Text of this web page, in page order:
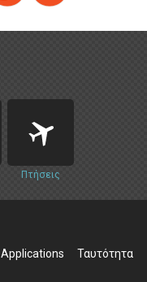
Πτήσεις
Applications
Ταυτότητα